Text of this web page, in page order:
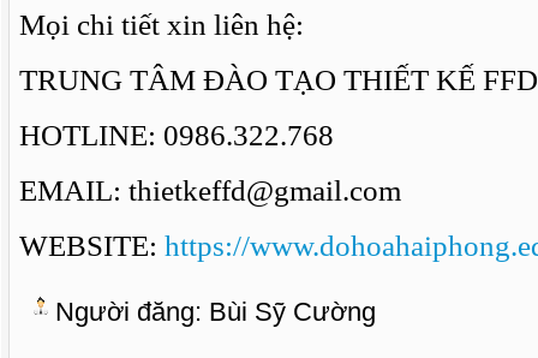
Mọi chi tiết xin liên hệ:
TRUNG TÂM ĐÀO TẠO THIẾT KẾ FFD
HOTLINE: 0986.322.768
EMAIL: thietkeffd@gmail.com
WEBSITE: https://
Người đăng: Bùi Sỹ Cường